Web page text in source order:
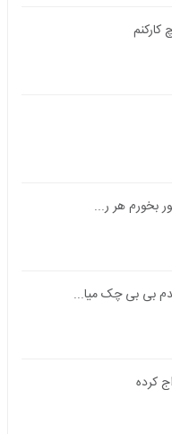
بخورم هر ر...
بی بی چک میا...
کرده